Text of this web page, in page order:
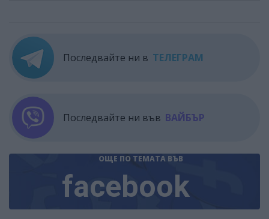
Последвайте ни в ТЕЛЕГРАМ
Последвайте ни във ВАЙБЪР
ОЩЕ ПО ТЕМАТА ВЪВ
facebook